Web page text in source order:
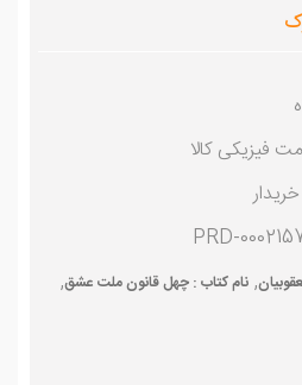
کالا
PRD-
نام کتاب : چهل قانون ملت عشق,